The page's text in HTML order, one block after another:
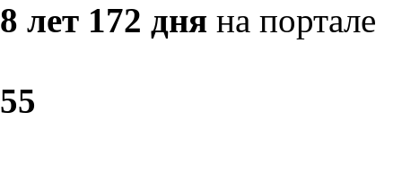
8 лет 172 дня на портале
55